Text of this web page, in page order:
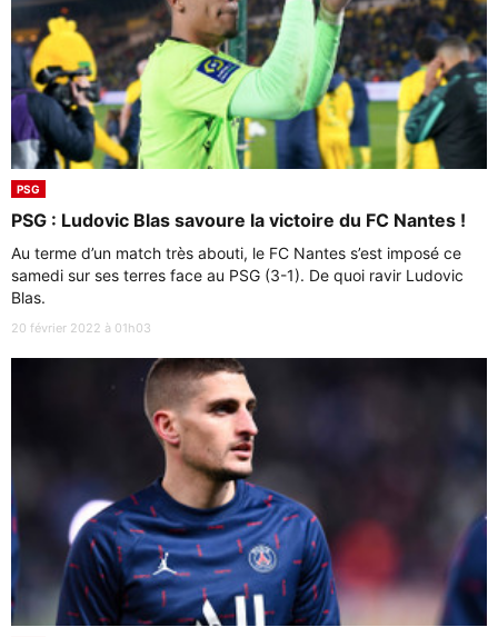
PSG
PSG : Ludovic Blas savoure la victoire du FC Nantes !
Au terme d’un match très abouti, le FC Nantes s’est imposé ce
samedi sur ses terres face au PSG (3-1). De quoi ravir Ludovic
Blas.
20 février 2022 à 01h03